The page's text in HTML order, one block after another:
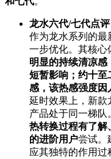
龙水六代/七代点评
作为龙水系列的最
一步优化。其核心
明显的持续清凉
短暂影响；约十至
感，该热感强度因
延时效果上，新款
产品处于同一梯队
热转换过程有了解
的进阶用户尝试。
应其独特的作用过